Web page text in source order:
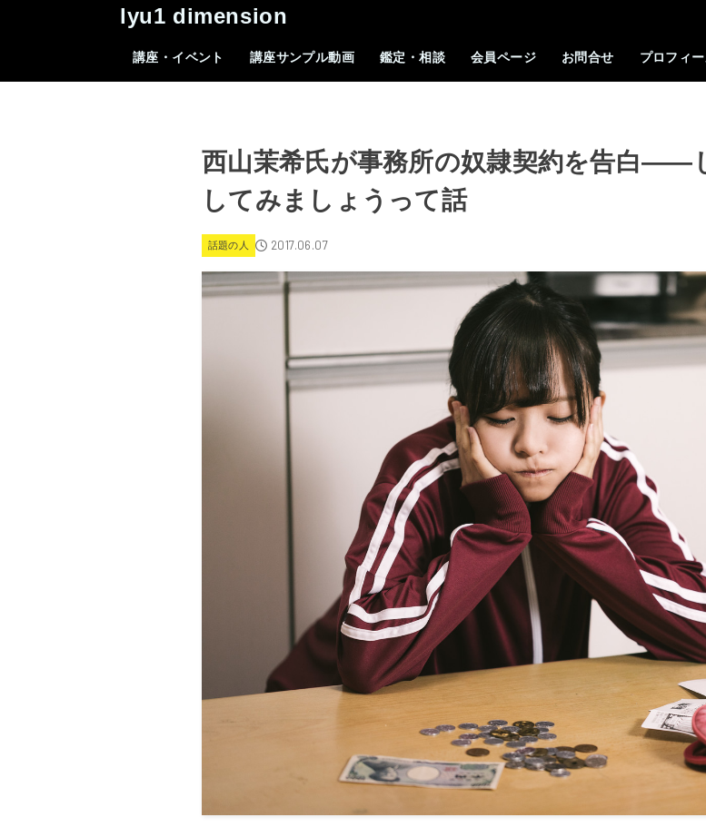
lyu1 dimension
講座・イベント 講座サンプル動画 鑑定・相談 会員ページ お問合せ プロフィ
西山茉希氏が事務所の奴隷契約を告白――
してみましょうって話
話題の人 2017.06.07